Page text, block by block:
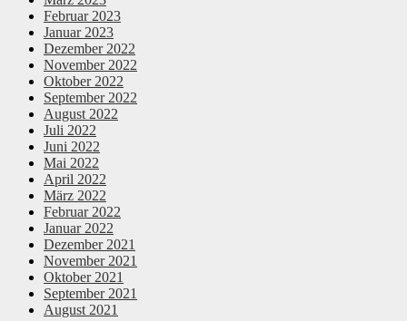
Februar 2023
Januar 2023
Dezember 2022
November 2022
Oktober 2022
September 2022
August 2022
Juli 2022
Juni 2022
Mai 2022
April 2022
März 2022
Februar 2022
Januar 2022
Dezember 2021
November 2021
Oktober 2021
September 2021
August 2021